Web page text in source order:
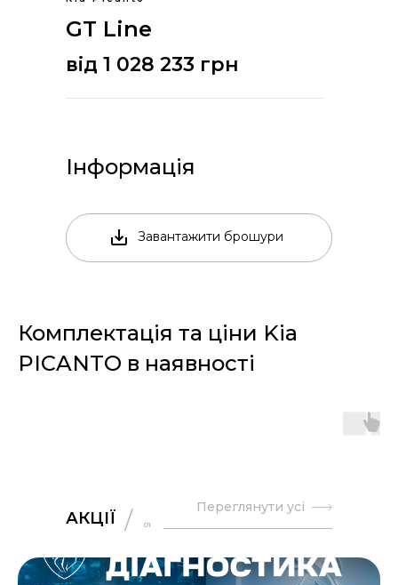
GT Line
від 1 028 233 грн
Завантажити брошури
Інформація
Комплектація та ціни Kia
PICANTO в наявності
01
АКЦІЇ
Переглянути усі